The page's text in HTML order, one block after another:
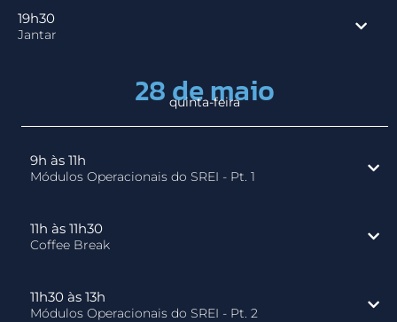
19h30
Jantar
28 de maio
quinta-feira
9h às 11h
Módulos Operacionais do SREI - Pt. 1
11h às 11h30
Coffee Break
11h30 às 13h
Módulos Operacionais do SREI - Pt. 2